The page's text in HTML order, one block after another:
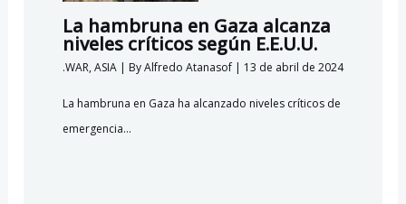
La hambruna en Gaza alcanza
niveles críticos según E.E.U.U.
.WAR,ASIA| ByAlfredo Atanasof | 13 de abril de 2024
La hambruna en Gaza ha alcanzado niveles críticos de
emergencia…